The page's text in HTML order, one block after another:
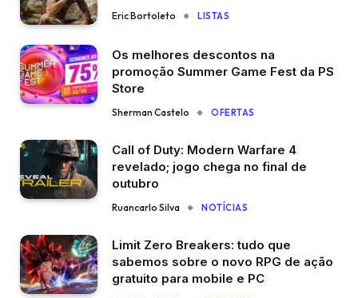
Eric Bortoleto LISTAS
Os melhores descontos na
promoção Summer Game Fest da PS
Store
Sherman Castelo OFERTAS
Call of Duty: Modern Warfare 4
revelado; jogo chega no final de
outubro
Ruancarlo Silva NOTÍCIAS
Limit Zero Breakers: tudo que
sabemos sobre o novo RPG de ação
gratuito para mobile e PC